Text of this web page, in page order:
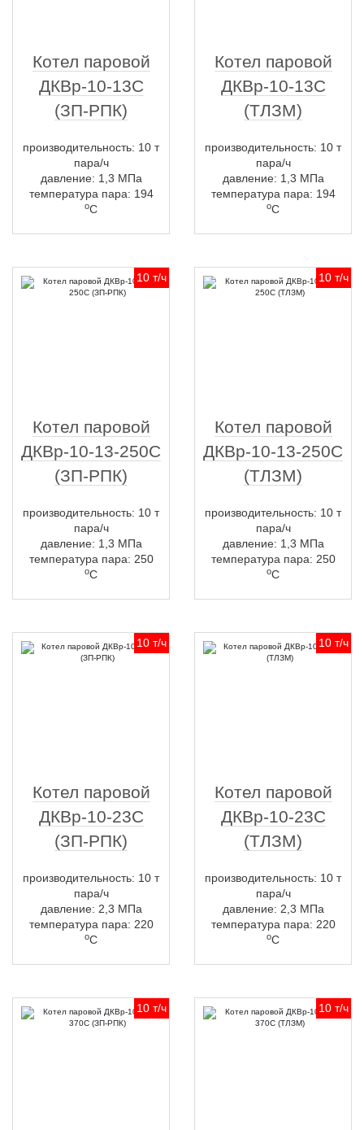
Котел паровой
ДКВр-10-13С
(ЗП-РПК)
производительность: 10 т
пара/ч
давление: 1,3 МПа
температура пара: 194
оС
Котел паровой
ДКВр-10-13С
(ТЛЗМ)
производительность: 10 т
пара/ч
давление: 1,3 МПа
температура пара: 194
оС
10 т/ч
Котел паровой
ДКВр-10-13-250С
(ЗП-РПК)
производительность: 10 т
пара/ч
давление: 1,3 МПа
температура пара: 250
оС
10 т/ч
Котел паровой
ДКВр-10-13-250С
(ТЛЗМ)
производительность: 10 т
пара/ч
давление: 1,3 МПа
температура пара: 250
оС
10 т/ч
Котел паровой
ДКВр-10-23С
(ЗП-РПК)
производительность: 10 т
пара/ч
давление: 2,3 МПа
температура пара: 220
оС
10 т/ч
Котел паровой
ДКВр-10-23С
(ТЛЗМ)
производительность: 10 т
пара/ч
давление: 2,3 МПа
температура пара: 220
оС
10 т/ч 10 т/ч